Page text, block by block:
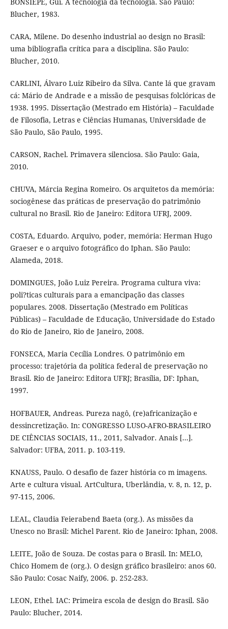
BONSIEPE, Gui. A tecnologia da tecnologia. São Paulo:
Blucher, 1983.
CARA, Milene. Do desenho industrial ao design no Brasil:
uma bibliografia crítica para a disciplina. São Paulo:
Blucher, 2010.
CARLINI, Álvaro Luiz Ribeiro da Silva. Cante lá que gravam
cá: Mário de Andrade e a missão de pesquisas folclóricas de
1938. 1995. Dissertação (Mestrado em História) – Faculdade
de Filosofia, Letras e Ciências Humanas, Universidade de
São Paulo, São Paulo, 1995.
CARSON, Rachel. Primavera silenciosa. São Paulo: Gaia,
2010.
CHUVA, Márcia Regina Romeiro. Os arquitetos da memória:
sociogênese das práticas de preservação do patrimônio
cultural no Brasil. Rio de Janeiro: Editora UFRJ, 2009.
COSTA, Eduardo. Arquivo, poder, memória: Herman Hugo
Graeser e o arquivo fotográfico do Iphan. São Paulo:
Alameda, 2018.
DOMINGUES, João Luiz Pereira. Programa cultura viva:
poli?ticas culturais para a emancipação das classes
populares. 2008. Dissertação (Mestrado em Políticas
Públicas) – Faculdade de Educação, Universidade do Estado
do Rio de Janeiro, Rio de Janeiro, 2008.
FONSECA, Maria Cecília Londres. O patrimônio em
processo: trajetória da política federal de preservação no
Brasil. Rio de Janeiro: Editora UFRJ; Brasília, DF: Iphan,
1997.
HOFBAUER, Andreas. Pureza nagô, (re)africanização e
dessincretização. In: CONGRESSO LUSO-AFRO-BRASILEIRO
DE CIÊNCIAS SOCIAIS, 11., 2011, Salvador. Anais […].
Salvador: UFBA, 2011. p. 103-119.
KNAUSS, Paulo. O desafio de fazer história co m imagens.
Arte e cultura visual. ArtCultura, Uberlândia, v. 8, n. 12, p.
97-115, 2006.
LEAL, Claudia Feierabend Baeta (org.). As missões da
Unesco no Brasil: Michel Parent. Rio de Janeiro: Iphan, 2008.
LEITE, João de Souza. De costas para o Brasil. In: MELO,
Chico Homem de (org.). O design gráfico brasileiro: anos 60.
São Paulo: Cosac Naify, 2006. p. 252-283.
LEON, Ethel. IAC: Primeira escola de design do Brasil. São
Paulo: Blucher, 2014.